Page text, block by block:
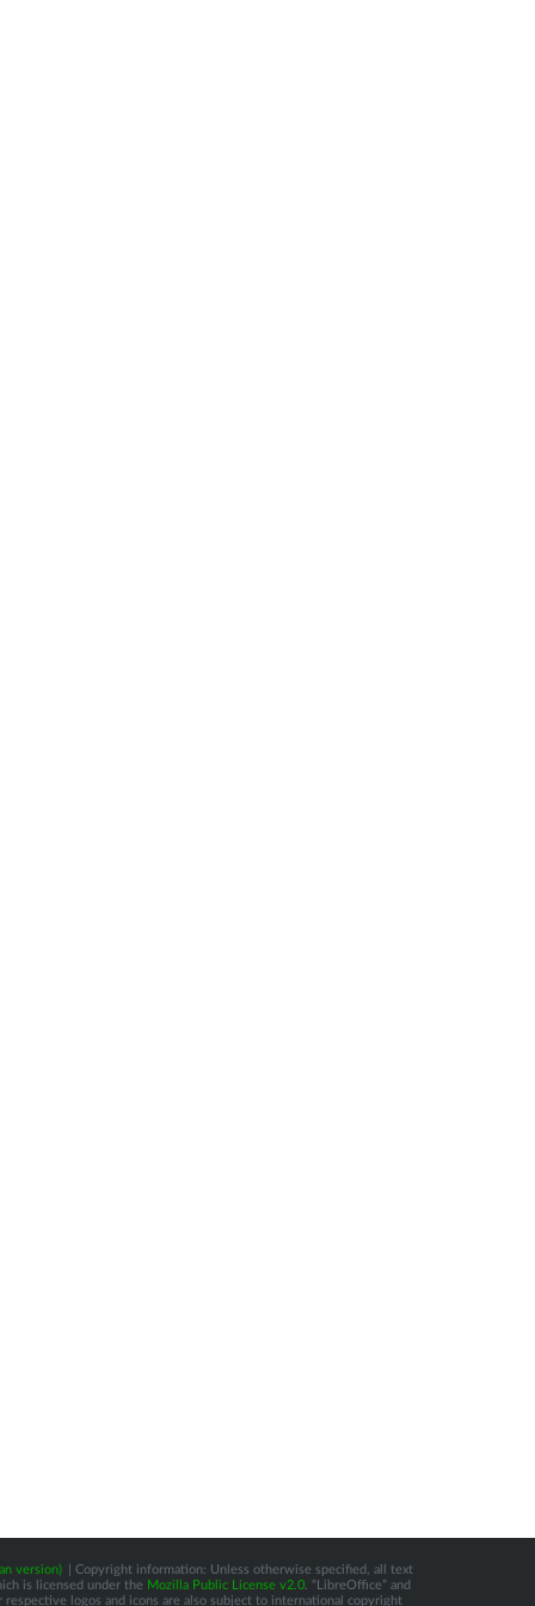
version)
| Copyright information: Unless otherwise specified, all text
is licensed under the Mozilla Public License v2.0. “LibreOffice” and
logos and icons are also subject to international copyright